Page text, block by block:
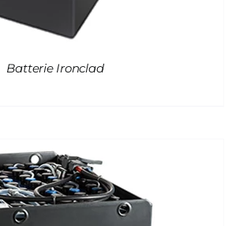
Batterie Ironclad